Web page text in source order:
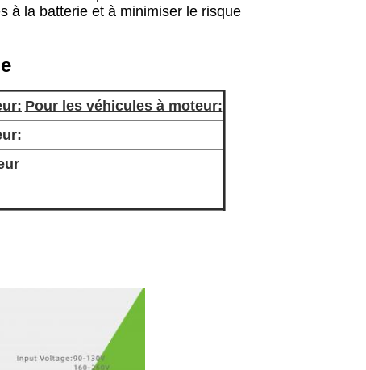
à la batterie et à minimiser le risque
Pour les véhicules à moteur: